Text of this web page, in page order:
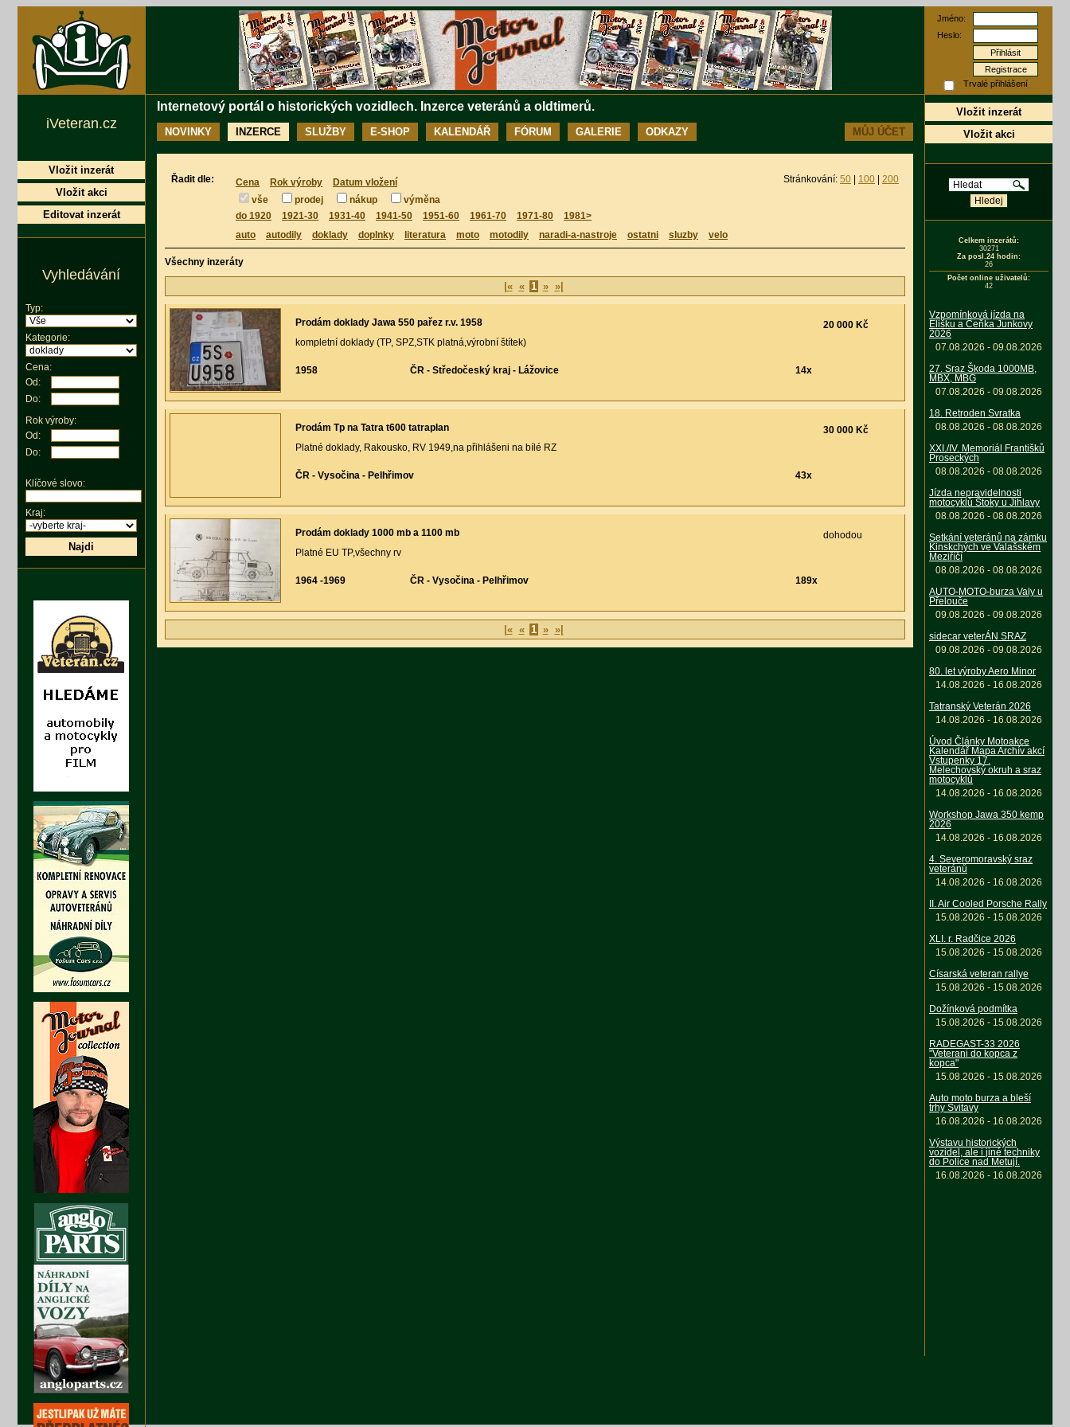
Internetový portál o historických vozidlech. Inzerce veteránů a oldtimerů.
NOVINKY INZERCE SLUŽBY E-SHOP KALENDÁŘ FÓRUM GALERIE ODKAZY MŮJ ÚČET
Řadit dle: Cena Rok výroby
Datum vložení
vše
prodej nákup
výměna
do 1920
1921-30 1931-40 1941-50 1951-60 1961-70 1971-80 1981>
Stránkování: 50 100 200
auto autodily doklady doplnky literatura moto motodily naradi-a-nastroje ostatni sluzby velo
Všechny inzeráty
|« « 1 » »|
Prodám doklady Jawa 550 pařez r.v. 1958
kompletní doklady (TP, SPZ,STK platná,výrobní štítek)
1958 14x
ČR - Středočeský kraj - Lážovice
20 000 Kč
Prodám Tp na Tatra t600 tatraplan
Platné doklady, Rakousko, RV 1949,na přihlášeni na bílé RZ
43x
ČR - Vysočina - Pelhřimov
30 000 Kč
Prodám doklady 1000 mb a 1100 mb
Platné EU TP,všechny rv
1964 -1969 189x
ČR - Vysočina - Pelhřimov
dohodou
|« « 1 » »|
Jméno:
Heslo:
Registrace
Trvalé přihlášení
Vložit inzerát
Vložit akci
Celkem inzerátů:
30271
Za posl.24 hodin:
26
Počet online uživatelů:
42
Vzpomínková jízda na
Elišku a Čeňka Junkovy
2026
07.08.2026 - 09.08.2026
27. Sraz Škoda 1000MB,
MBX, MBG
07.08.2026 - 09.08.2026
18. Retroden Svratka
08.08.2026 - 08.08.2026
XXI./IV. Memoriál Františků
Proseckých
08.08.2026 - 08.08.2026
Jízda nepravidelnosti
motocyklů Štoky u Jihlavy
08.08.2026 - 08.08.2026
Setkání veteránů na zámku
Kinskchých ve Valašském
Meziříčí
08.08.2026 - 08.08.2026
AUTO-MOTO-burza Valy u
Přelouče
09.08.2026 - 09.08.2026
sidecar veterÁN SRAZ
09.08.2026 - 09.08.2026
80. let výroby Aero Minor
14.08.2026 - 16.08.2026
Tatranský Veterán 2026
14.08.2026 - 16.08.2026
Úvod Články Motoakce
Kalendář Mapa Archív akcí
Vstupenky 17.
Melechovský okruh a sraz
motocyklů
14.08.2026 - 16.08.2026
Workshop Jawa 350 kemp
2026
14.08.2026 - 16.08.2026
4. Severomoravský sraz
veteránů
14.08.2026 - 16.08.2026
II. Air Cooled Porsche Rally
15.08.2026 - 15.08.2026
XLI. r. Radčice 2026
15.08.2026 - 15.08.2026
Císarská veteran rallye
15.08.2026 - 15.08.2026
Dožínková podmítka
15.08.2026 - 15.08.2026
RADEGAST-33 2026
"Veterani do kopca z
kopca"
15.08.2026 - 15.08.2026
Auto moto burza a bleší
trhy Svitavy
16.08.2026 - 16.08.2026
Výstavu historických
vozidel, ale i jiné techniky
do Police nad Metují.
16.08.2026 - 16.08.2026
iVeteran.cz
Vložit inzerát
Vložit akci
Editovat inzerát
Vyhledávání
Typ:
Kategorie:
Cena:
Od:
Do:
Rok výroby:
Od:
Do:
Klíčové slovo:
Kraj:
Najdi